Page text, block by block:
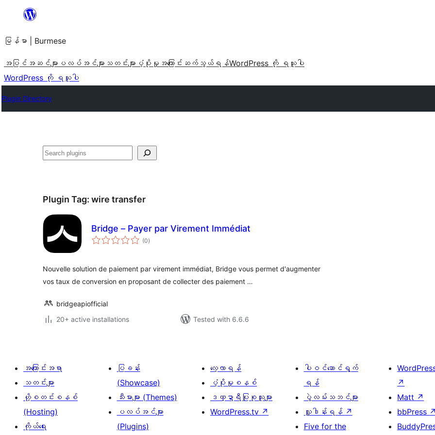
အကြောင်းအရာ
ကျော်သွား
ရန်
မြန်မာ | Burmese
အပြင်အဆင်များ ပလပ်အင်များ သတင်းများ ပံ့ပိုးမှု အကြောင်း ဆက်သွယ်ရန်WordPress ကို ရယူပါ
WordPress ကို ရယူပါ
Plugin Directory
ရှာ
Plugin Tag: wire transfer
Bridge – Payer par Virement Immédiat
(0total
ratings
)
Nouvelle solution de paiement par virement immédiat, Bridge vous permet d'augmenter
vos taux de conversion en proposant de collecter des paiement …
bridgeapiofficial
20+ active installations
Tested with 6.6.6
အကြောင်းအရာ
သတင်းများ
ဟို့စတင်းစနစ်
(Hosting)
ကိုယ်ရေး
ပြခန်း
(Showcase)
သီးမားများ (Themes)
ပလပ်အင်များ
(Plugins)
လေ့လာရန်
ပံ့ပိုးမှုစနစ်
ဒဏ္ဍာရီပြုစုသူများ
WordPress.tv ↗
ပါဝင်ဆောင်ရွက်
ရန်
ပွဲလမ်းသဘင်များ
လှူဒါန်းရန် ↗
Five for the
↗
Matt ↗
bbPress ↗